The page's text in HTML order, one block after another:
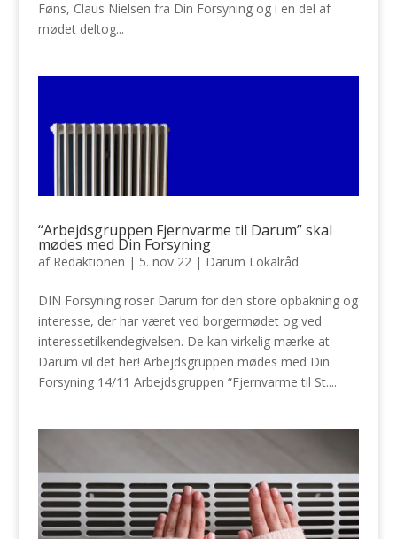
Føns, Claus Nielsen fra Din Forsyning og i en del af
mødet deltog...
“Arbejdsgruppen Fjernvarme til Darum” skal
mødes med Din Forsyning
af Redaktionen | 5. nov 22| Darum Lokalråd
DIN Forsyning roser Darum for den store opbakning og
interesse, der har været ved borgermødet og ved
interessetilkendegivelsen. De kan virkelig mærke at
Darum vil det her! Arbejdsgruppen mødes med Din
Forsyning 14/11 Arbejdsgruppen “Fjernvarme til St....